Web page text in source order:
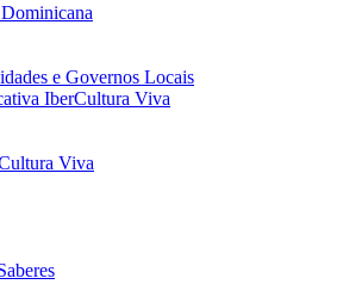
e Governos Locais
IberCultura Viva
Viva